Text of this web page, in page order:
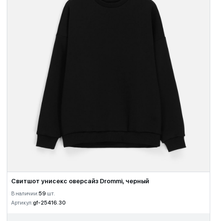
Свитшот унисекс оверсайз Drommi, черный
В наличии:59 шт.
Артикул:gf-25416.30